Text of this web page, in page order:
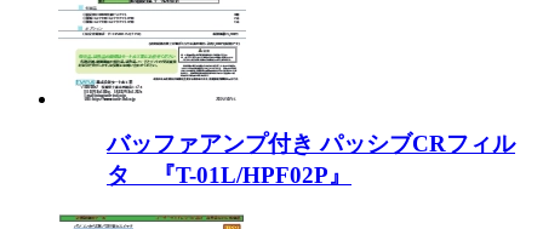
バッファアンプ付き パッシブCRフィル
タ 『T-01L/HPF02P』